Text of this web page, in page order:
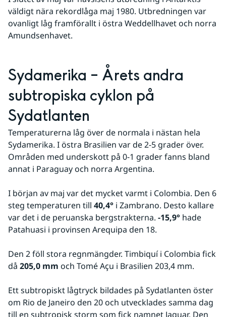
väldigt nära rekordlåga maj 1980. Utbredningen var
ovanligt låg framförallt i östra Weddellhavet och norra
Amundsenhavet.
Sydamerika – Årets andra
subtropiska cyklon på
Sydatlanten
Temperaturerna låg över de normala i nästan hela
Sydamerika. I östra Brasilien var de 2-5 grader över.
Områden med underskott på 0-1 grader fanns bland
annat i Paraguay och norra Argentina.
I början av maj var det mycket varmt i Colombia. Den 6
steg temperaturen till 40,4° i Zambrano. Desto kallare
var det i de peruanska bergstrakterna. -15,9° hade
Patahuasi i provinsen Arequipa den 18.
Den 2 föll stora regnmängder. Timbiquí i Colombia fick
då 205,0 mm och Tomé Açu i Brasilien 203,4 mm.
Ett subtropiskt lågtryck bildades på Sydatlanten öster
om Rio de Janeiro den 20 och utvecklades samma dag
till en subtropisk storm som fick namnet Jaguar. Den